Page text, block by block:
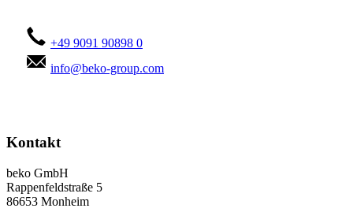
+49 9091 90898 0
info@beko-group.com
Kontakt
beko GmbH
Rappenfeldstraße 5
86653 Monheim